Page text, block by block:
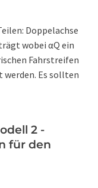
Doppelachse
wobei αQ ein
Fahrstreifen
Es sollten
2 -
für den